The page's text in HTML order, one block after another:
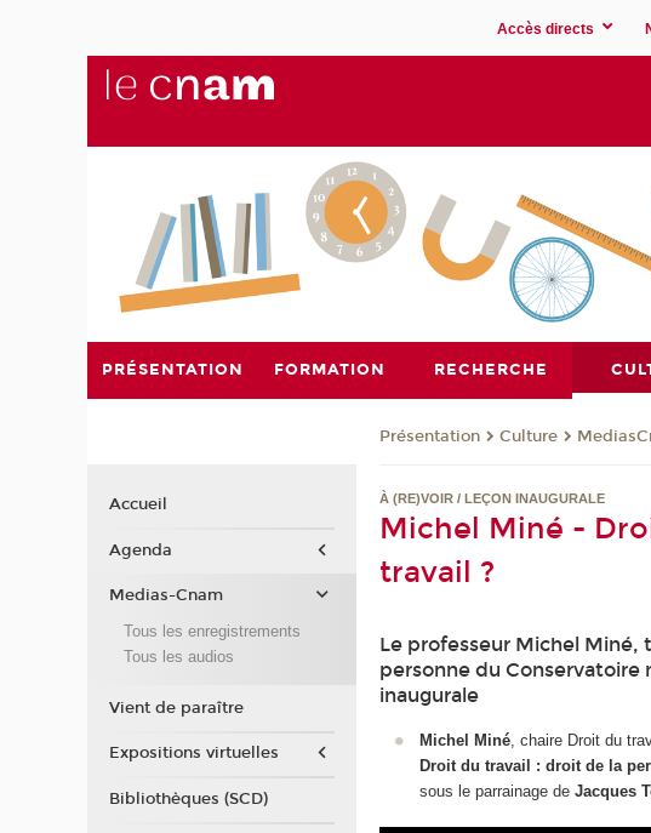
Accès directs
PRÉSENTATION FORMATION RECHERCHE
Présentation Culture
À (RE)VOIR / LEÇON INAUGURALE
Michel Miné -
travail ?
Le professeur Michel Miné,
personne du Conservatoire
inaugurale
Michel Miné, chaire Droit du
Droit du travail : droit de la
sous le parrainage de Jacques
Accueil
Agenda
Medias-Cnam
Tous les enregistrements
Tous les audios
Vient de paraître
Expositions virtuelles
Bibliothèques (SCD)